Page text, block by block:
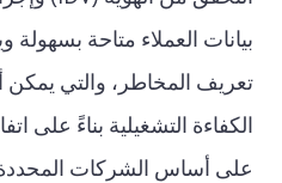
بيانات العملاء متاحة
تعريف المخاطر، والتي يمكن
الكفاءة التشغيلية بناءً على
على أساس الشركات المحددة.